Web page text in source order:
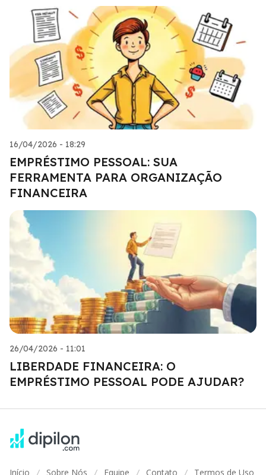
16/04/2026 - 18:29
EMPRÉSTIMO PESSOAL: SUA
FERRAMENTA PARA ORGANIZAÇÃO
FINANCEIRA
26/04/2026 - 11:01
LIBERDADE FINANCEIRA: O
EMPRÉSTIMO PESSOAL PODE AJUDAR?
Início / Sobre Nós / Equipe / Contato / Termos de Uso